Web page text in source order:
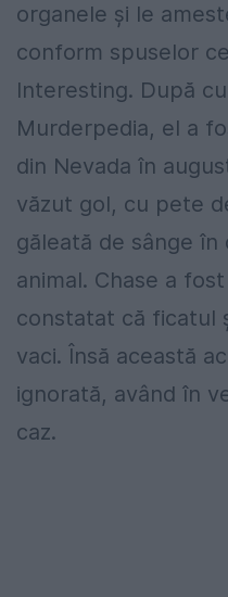
organele și le
conform spuselor
Interesting. După
Murderpedia, el a
din Nevada în
văzut gol, cu pete
găleată de sânge
animal. Chase a
constatat că ficatul
vaci. Însă această
ignorată, având în
caz.